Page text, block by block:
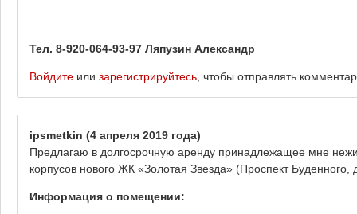
Тел. 8-920-064-93-97 Ляпузин Александр
Войдите или зарегистрируйтесь , чтобы отправлять
ipsmetkin (4 апреля 2019 года)
Предлагаю в долгосрочную аренду принадлежащее мне
корпусов нового ЖК «Золотая Звезда» (Проспект Буденного,
Информация о помещении: